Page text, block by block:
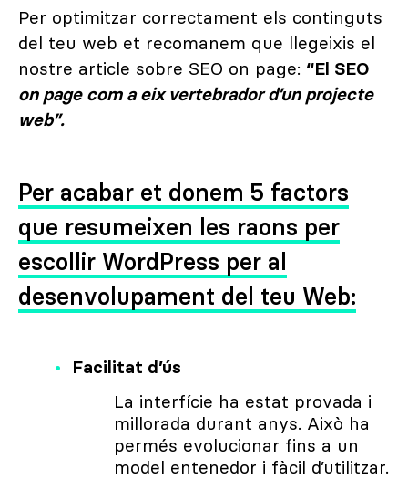
Per optimitzar correctament els continguts
del teu web et recomanem que llegeixis el
nostre article sobre SEO on page: “El SEO
on page com a eix vertebrador d’un projecte
web”.
Per acabar et donem 5 factors
que resumeixen les raons per
escollir WordPress per al
desenvolupament del teu Web:
Facilitat d’ús
La interfície ha estat provada i
millorada durant anys. Això ha
permés evolucionar fins a un
model entenedor i fàcil d’utilitzar.